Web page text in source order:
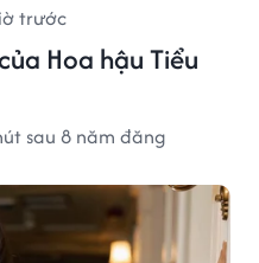
trước
Hoa hậu Tiểu
sau 8 năm đăng